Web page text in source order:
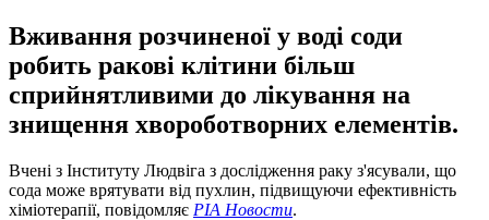
Вживання розчиненої у воді соди
робить ракові клітини більш
сприйнятливими до лікування на
знищення хвороботворних елементів.
Вчені з Інституту Людвіга з дослідження раку з'ясували, що
сода може врятувати від пухлин, підвищуючи ефективність
хіміотерапії, повідомляє РІА Новости.